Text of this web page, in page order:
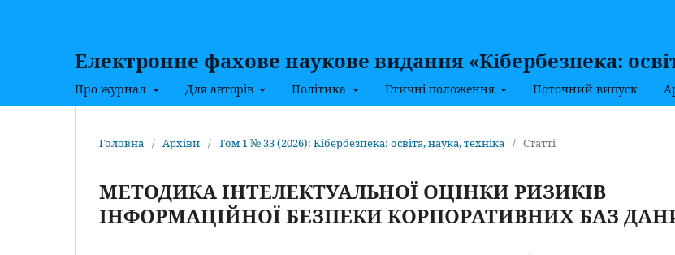
Електронне фахове наукове видання «Кібербезпека:
Про журнал Для авторів Політика Етичні положення Поточний випуск
Головна / Архіви / Том 1 № 33 (2026): Кібербезпека: освіта, наука, техніка / Статті
МЕТОДИКА ІНТЕЛЕКТУАЛЬНОЇ ОЦІНКИ РИЗИКІВ
ІНФОРМАЦІЙНОЇ БЕЗПЕКИ КОРПОРАТИВНИХ БАЗ